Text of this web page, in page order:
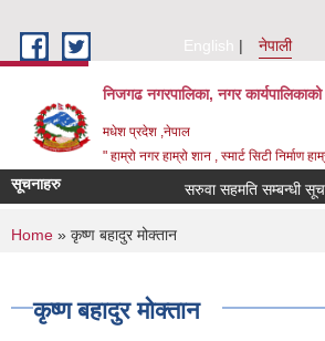
English
नेपाली
निजगढ नगरपालिका, नगर कार्यपालिकाको
मधेश प्रदेश ,नेपाल
" हाम्रो नगर हाम्रो शान , स्मार्ट सिटी निर्माण
सूचनाहरु सरुवा सहमति सम्बन्धी सूचना।
You are here
Home » कृष्ण बहादुर मोक्तान
कृष्ण बहादुर मोक्तान